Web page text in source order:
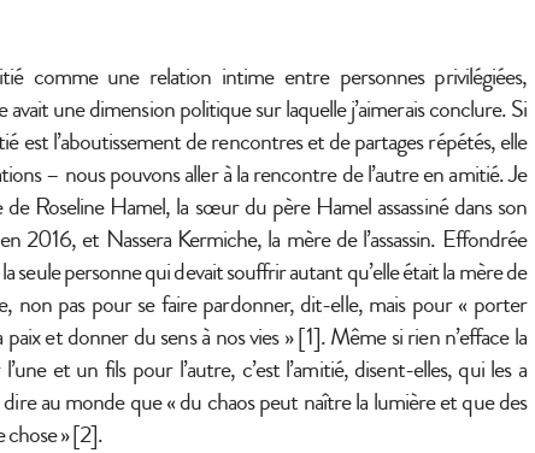
comme une relation intime entre personnes privilégiées,
une dimension politique sur laquelle j’aimerais conclure. Si
est l’aboutissement de rencontres et de partages répétés, elle
– nous pouvons aller à la rencontre de l’autre en amitié. Je
Roseline Hamel, la sœur du père Hamel assassiné dans son
2016, et Nassera Kermiche, la mère de l’assassin. Effondrée
seule personne qui devait souffrir autant qu’elle était la mère de
non pas pour se faire pardonner, dit-elle, mais pour « porter
et donner du sens à nos vies » [1]. Même si rien n’efface la
et un fils pour l’autre, c’est l’amitié, disent-elles, qui les a
au monde que « du chaos peut naître la lumière et que des
chose » [2].